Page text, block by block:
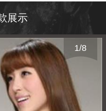
展示
1/8